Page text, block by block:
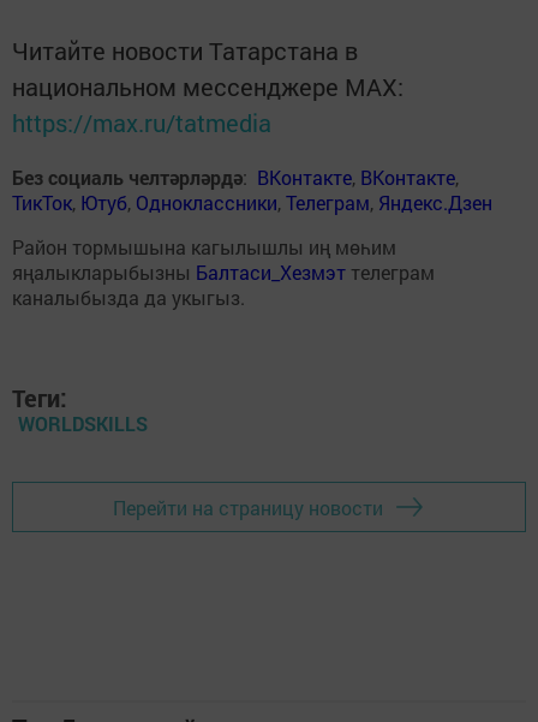
Читайте новости Татарстана в
национальном мессенджере MАХ:
https://max.ru/tatmedia
Без социаль челтәрләрдә: ВКонтакте, ВКонтакте,
ТикТок, Ютуб, Одноклассники,Телеграм, Яндекс.Дзен
Район тормышына кагылышлы иң мөһим
яңалыкларыбызны Балтаси_Хезмэт телеграм
каналыбызда да укыгыз.
Теги:
WORLDSKILLS
Перейти на страницу новости